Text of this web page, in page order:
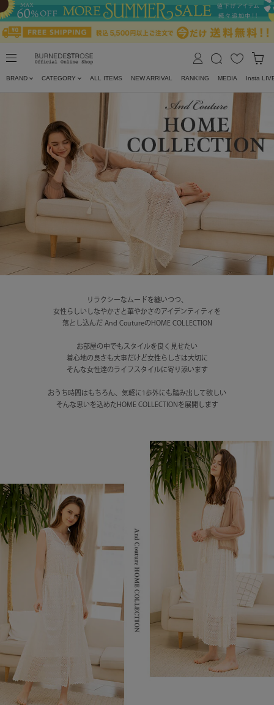
BRAND CATEGORY ALL ITEMS NEW ARRIVAL RANKING MEDIA Insta
リラクシーなムードを纏いつつ、
女性らしいしなやかさと華やかさのアイデンティティを
落とし込んだ And CoutureのHOME COLLECTION
お部屋の中でもスタイルを良く見せたい
着心地の良さも大事だけど女性らしさは大切に
そんな女性達のライフスタイルに寄り添います
おうち時間はもちろん、気軽に1歩外にも踏み出して欲しい
そんな思いを込めたHOME COLLECTIONを展開します